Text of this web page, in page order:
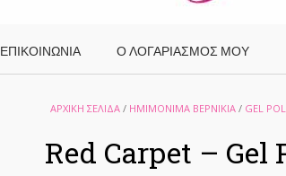
ΕΠΙΚΟΙΝΩΝΙΑ Ο ΛΟΓΑΡΙΑΣΜΌΣ ΜΟΥ
ΑΡΧΙΚΉ ΣΕΛΊΔΑ / ΗΜΙΜΟΝΙΜΑ ΒΕΡΝΙΚΙΑ / GEL
Red Carpet – Gel